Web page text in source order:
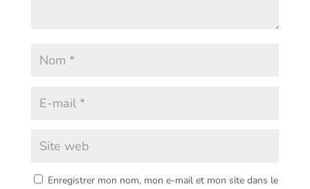
Enregistrer mon nom, mon e-mail et mon site dans le